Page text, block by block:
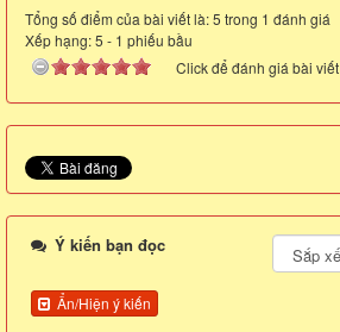
Tổng số điểm của bài viết là: 5 trong 1 đánh giá
Xếp hạng:5 - 1 phiếu bầu
Click để đánh giá bài viết
Ý kiến bạn đọc
Ẩn/Hiện ý kiến